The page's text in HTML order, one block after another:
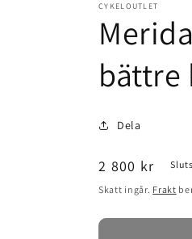
CYKELOUTLET
bättre
Dela
Ordinarie
pris
2 800 kr
Skatt ingår. Frakt